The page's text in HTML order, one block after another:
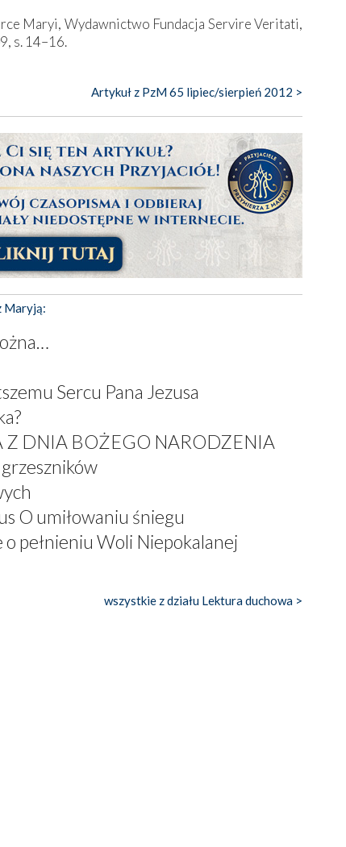
Maryi, Wydawnictwo Fundacja Servire Veritati,
s. 14–16.
Artykuł z PzM 65 lipiec/sierpień 2012 >
Maryją:
Sercu Pana Jezusa
DNIA BOŻEGO NARODZENIA
O umiłowaniu śniegu
pełnieniu Woli Niepokalanej
wszystkie z działu Lektura duchowa >